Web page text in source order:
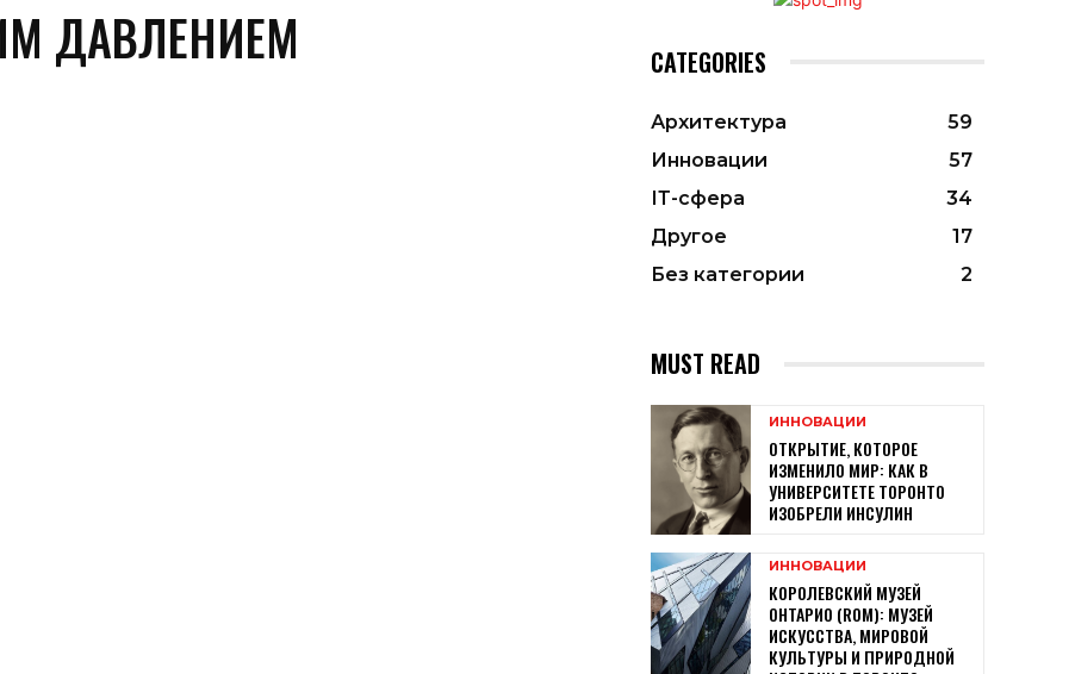
ДАВЛЕНИЕМ CATEGORIES
Архитектура
59
Инновации
57
ІТ-сфера
34
Другое
17
Без категории
2
MUST READ
ИННОВАЦИИ
ОТКРЫТИЕ, КОТОРОЕ
ИЗМЕНИЛО МИР: КАК В
УНИВЕРСИТЕТЕ ТОРОНТО
ИЗОБРЕЛИ ИНСУЛИН
ИННОВАЦИИ
КОРОЛЕВСКИЙ МУЗЕЙ
ОНТАРИО (ROM): МУЗЕЙ
ИСКУССТВА, МИРОВОЙ
КУЛЬТУРЫ И ПРИРОДНОЙ